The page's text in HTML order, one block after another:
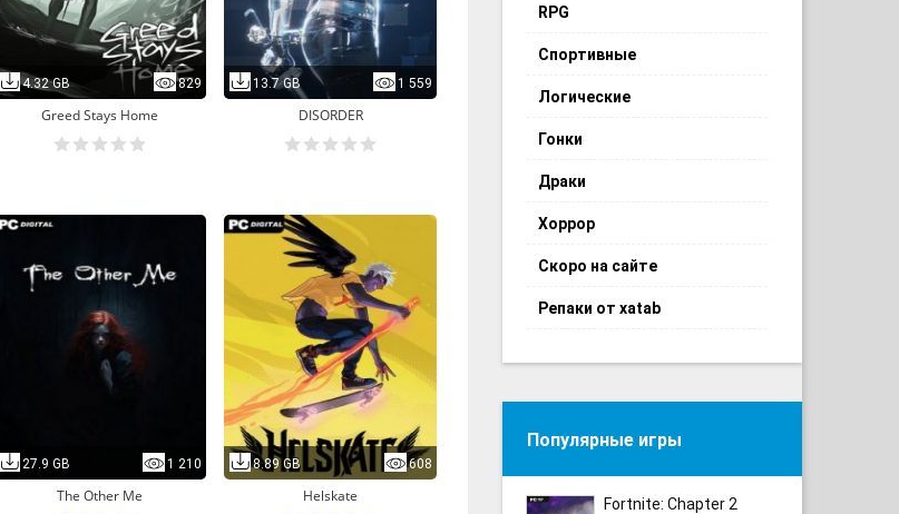
4.32 GB 829
Greed Stays Home
13.7 GB 1 559
DISORDER
27.9 GB 1 210
The Other Me
8.89 GB 608
Helskate
RPG
Спортивные
Логические
Гонки
Драки
Хоррор
Скоро на сайте
Репаки от xatab
Популярные игры
Fortnite: Chapter 2